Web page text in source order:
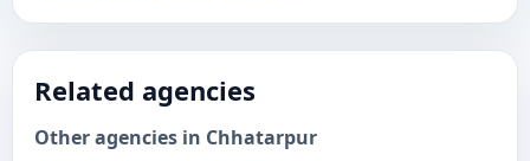
Related agencies
Other agencies in Chhatarpur